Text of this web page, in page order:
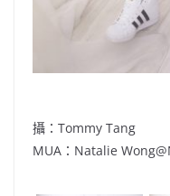
攝：Tommy Tang
MUA：Natalie